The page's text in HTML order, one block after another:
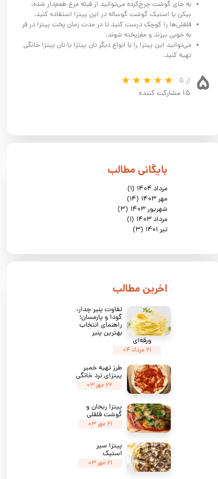
به جای گوشت چرخ‌کرده می‌توانید از فیله مرغ طعم‌دار شده،
بیکن یا استیک گوشت گوساله در این پیتزا استفاده کنید.
قلقلی‌ها را کوچک درست کنید تا در مدت زمان پخت پیتزا در فر
به خوبی بپزند و مغزپخته شوند.
می‌توانید این پیتزا را با انواع دیگر نان پیتزا یا نان پیتزا خانگی
تهیه کنید.
۵ از ۵
۱۵ مشارکت کننده
مرداد ۱۴۰۴
(۱)
مهر ۱۴۰۳
(۱۴)
شهریور ۱۴۰۳
(۳)
مرداد ۱۴۰۳
(۱)
تیر ۱۴۰۱
(۳)
​بایگانی مطالب
​اخرین مطالب
تفاوت پنیر چدار،
گودا و پارمسان؛
راهنمای انتخاب
بهترین پنیر
ورقه‌ای
۲۱ مرداد ۰۴
طرز تهیه خمیر
پیتزای ترد خانگی
۲۲ مهر ۰۳
پیتزا ریحان و
گوشت قلقلی
۲۱ مهر ۰۳
پیتزا سیر
استیک
۲۱ مهر ۰۳